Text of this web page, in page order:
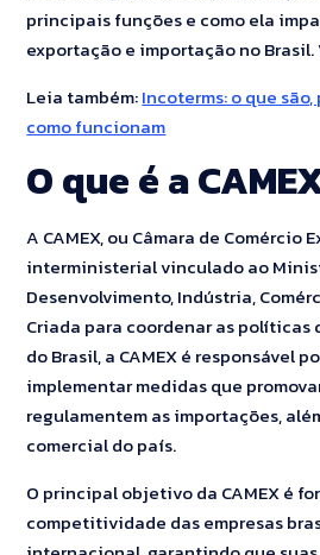
principais funções e como ela
exportação e importação no Brasil.
Leia também:Incoterms: o que
como funcionam
O que é a
A CAMEX, ou Câmara de Comércio
interministerial vinculado ao
Desenvolvimento, Indústria,
Criada para coordenar as
do Brasil, a CAMEX é responsável
implementar medidas que
regulamentem as importações,
comercial do país.
O principal objetivo da CAMEX é
competitividade das empresas